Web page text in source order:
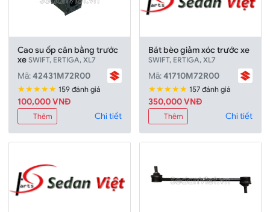
Cao su ốp cân bằng trước
xeSWIFT, ERTIGA, XL7
Mã:42431M72R00
★★★★★ 159 đánh giá
100,000 VNĐ
Thêm Chi tiết
Bát bèo giảm xóc trước xe
SWIFT, ERTIGA, XL7
Mã:41710M72R00
★★★★★ 157 đánh giá
350,000 VNĐ
Thêm Chi tiết